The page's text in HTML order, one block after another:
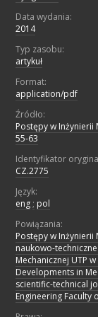
Data wydania:
2014
Typ zasobu:
artykuł
Format:
application/pdf
Źródło:
Postępy w Inżynierii
55-63
Identyfikator
CZ.2775
Język:
eng ; pol
Powiązania:
Postępy w Inżynierii
naukowo-
Mechanicznej UTP
Developments in
scientific-technical
Engineering Faculty